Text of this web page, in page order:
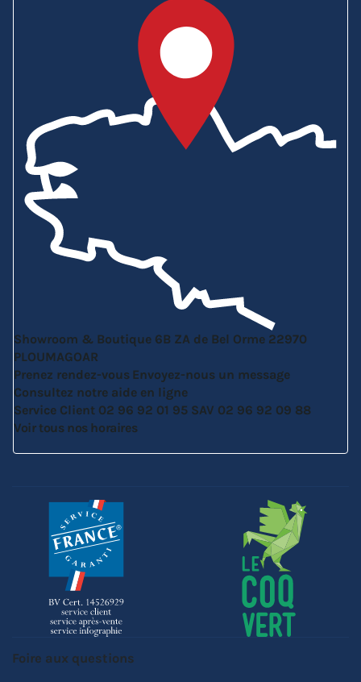
Showroom & Boutique 6B ZA de Bel Orme 22970
PLOUMAGOAR
Prenez rendez-vous Envoyez-nous un message
Consultez notre aide en ligne
Service Client 02 96 92 01 95 SAV 02 96 92 09 88
Voir tous nos horaires
Foire aux questions